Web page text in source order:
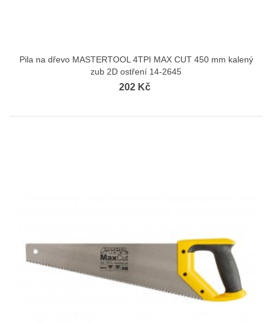
Pila na dřevo MASTERTOOL 4TPI MAX CUT 450 mm kalený
zub 2D ostření 14-2645
202 Kč